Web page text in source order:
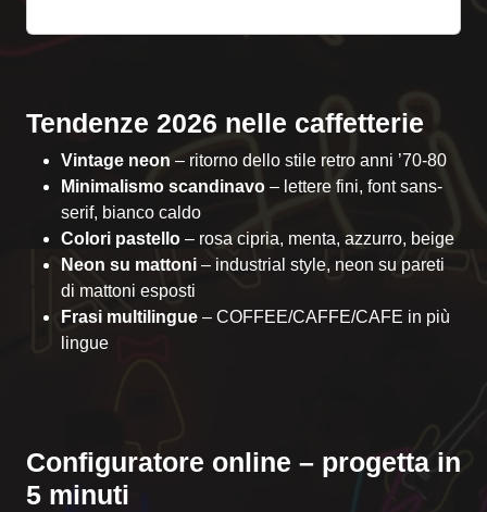
Tendenze 2026 nelle caffetterie
Vintage neon – ritorno dello stile retro anni ’70-80
Minimalismo scandinavo – lettere fini, font sans-
serif, bianco caldo
Colori pastello – rosa cipria, menta, azzurro, beige
Neon su mattoni – industrial style, neon su pareti
di mattoni esposti
Frasi multilingue – COFFEE/CAFFE/CAFE in più
lingue
Configuratore online – progetta in
5 minuti